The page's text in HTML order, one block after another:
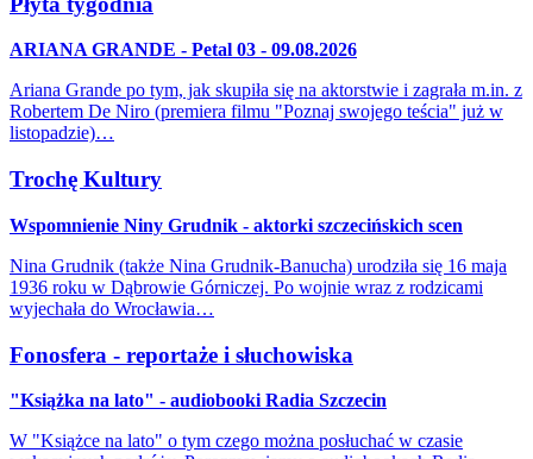
ARIANA GRANDE - Petal 03 - 09.08.2026
Ariana Grande po tym, jak skupiła się na aktorstwie i zagrała m.in. z
Robertem De Niro (premiera filmu "Poznaj swojego teścia" już w
listopadzie)…
Trochę Kultury
Wspomnienie Niny Grudnik - aktorki szczecińskich scen
Nina Grudnik (także Nina Grudnik-Banucha) urodziła się 16 maja
1936 roku w Dąbrowie Górniczej. Po wojnie wraz z rodzicami
wyjechała do Wrocławia…
Fonosfera - reportaże i słuchowiska
"Książka na lato" - audiobooki Radia Szczecin
W "Książce na lato" o tym czego można posłuchać w czasie